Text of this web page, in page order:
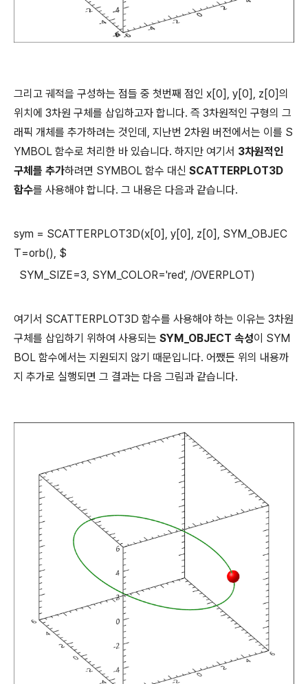
그리고 궤적을 구성하는 점들 중 첫번째 점인 x[0], y[0], z[0]의
위치에 3차원 구체를 삽입하고자 합니다. 즉 3차원적인 구형의 그
래픽 개체를 추가하려는 것인데, 지난번 2차원 버전에서는 이를 S
YMBOL 함수로 처리한 바 있습니다. 하지만 여기서 3차원적인
구체를 추가하려면 SYMBOL 함수 대신 SCATTERPLOT3D
함수를 사용해야 합니다. 그 내용은 다음과 같습니다.
sym = SCATTERPLOT3D(x[0], y[0], z[0], SYM_OBJEC
T=orb(), $
SYM_SIZE=3, SYM_COLOR='red', /OVERPLOT)
여기서 SCATTERPLOT3D 함수를 사용해야 하는 이유는 3차원
구체를 삽입하기 위하여 사용되는 SYM_OBJECT 속성이 SYM
BOL 함수에서는 지원되지 않기 때문입니다. 어쨌든 위의 내용까
지 추가로 실행되면 그 결과는 다음 그림과 같습니다.